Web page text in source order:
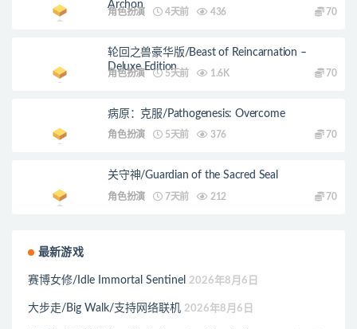
Archon
角色扮演 4天前 436 70
轮回之兽豪华版/Beast of Reincarnation –
Deluxe Edition
角色扮演 5天前 1.6K 70
病原：克服/Pathogenesis: Overcome
角色扮演 5天前 376 70
关守神/Guardian of the Sacred Seal
角色扮演 7天前 212 70
最新游戏
赛博女修/Idle Immortal Sentinel 2026年8月6日
大步走/Big Walk/支持网络联机 2026年8月6日